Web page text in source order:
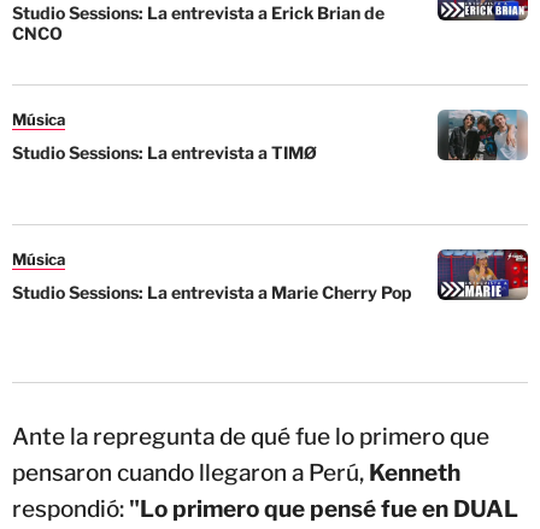
Studio Sessions: La entrevista a Erick Brian de
CNCO
Música
Studio Sessions: La entrevista a TIMØ
Música
Studio Sessions: La entrevista a Marie Cherry Pop
Ante la repregunta de qué fue lo primero que
pensaron cuando llegaron a Perú, Kenneth
respondió: "Lo primero que pensé fue en DUAL